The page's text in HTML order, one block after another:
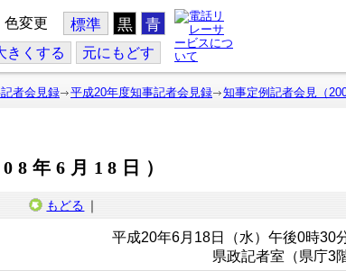
色変更 標準 黒 青
きくする 元にもどす
者会見録 平成20年度知事記者会見録 知事定例記者会見（
年6月18日）
もどる ｜
平成20年6月18日（水）午後0時30
県政記者室（県庁3階